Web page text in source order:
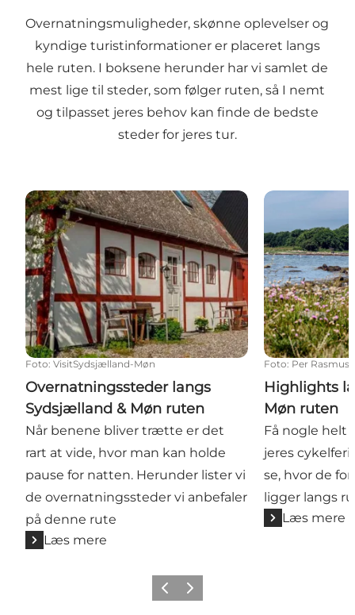
Overnatningsmuligheder, skønne oplevelser og
kyndige turistinformationer er placeret langs
hele ruten. I boksene herunder har vi samlet de
mest lige til steder, som følger ruten, så I nemt
og tilpasset jeres behov kan finde de bedste
steder for jeres tur.
Overnatningssteder langs Sydsjælland & Møn ruten
Foto: VisitSydsjælland-Møn
Overnatningssteder langs
Sydsjælland & Møn ruten
Når benene bliver trætte er det
rart at vide, hvor man kan holde
pause for natten. Herunder lister vi
de overnatningssteder vi anbefaler
på denne rute
Læs mere
Highlights
Foto: Per
Highlights
Møn ruten
Få nogle helt
jeres
se, hvor de
ligger langs
Læs mere
ForrigeNæste